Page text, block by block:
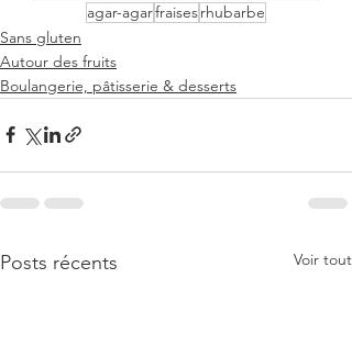
agar-agarfraisesrhubarbe
Sans gluten
Autour des fruits
Boulangerie, pâtisserie & desserts
Posts récents Voir tout